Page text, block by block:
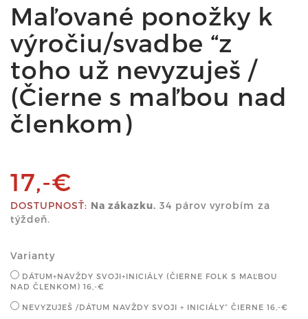
Maľované ponožky k
výročiu/svadbe “z
toho už nevyzuješ /
(Čierne s maľbou nad
členkom)
17,-€
DOSTUPNOSŤ: Na zákazku. 34 párov vyrobím za
týždeň.
Varianty
DÁTUM+NAVŽDY SVOJI+INICIÁLY (ČIERNE FOLK S MAĽBOU
NAD ČLENKOM) 16,-€
NEVYZUJEŠ /DÁTUM NAVŽDY SVOJI + INICIÁLY” ČIERNE 16,-€